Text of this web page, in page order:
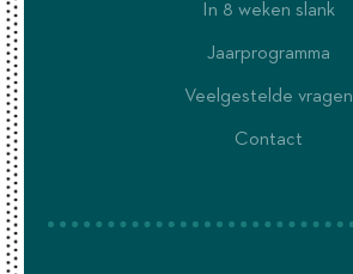
In 8 weken slank
Jaarprogramma
Veelgestelde vragen
Contact